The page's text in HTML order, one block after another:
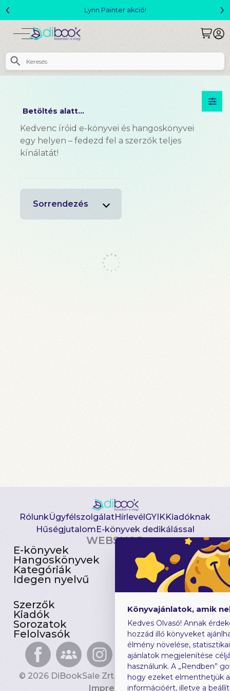
Megjelent! L. J. Shen: Legvadabb álmaimban
‹ ›
Betöltés alatt...
Kedvenc íróid e-könyvei és hangoskönyvei
egy helyen – fedezd fel a szerzők teljes
kínálatát!
Sorrendezés
RólunkÜgyfélszolgálatHírlevélGYIKKiadóknak
HűségjutalomE-könyvek dedikálással
WEBSHOP
E-könyvek
Hangoskönyvek
Kategóriák
Idegen nyelvű
Csomagajánlatok
Akciósak
Előjegyezhetők
Újdonságok
Szerzők
Kiadók
Sorozatok
Felolvasók
Gyerekkönyvek
Heti toplista
Ajándékutalvány
Blog
© 2026 DiBookSale Zrt. Minden jog fenntartva.
Impresszum
Könyvajánlatok, amik
Kedves Olvasó! Annak
hozzád illő könyveket
élmény növelése,
ajánlatok megjelenítése
használunk. A „Rendben”
hogy ezeket elmenthetjük
információért, illetve a